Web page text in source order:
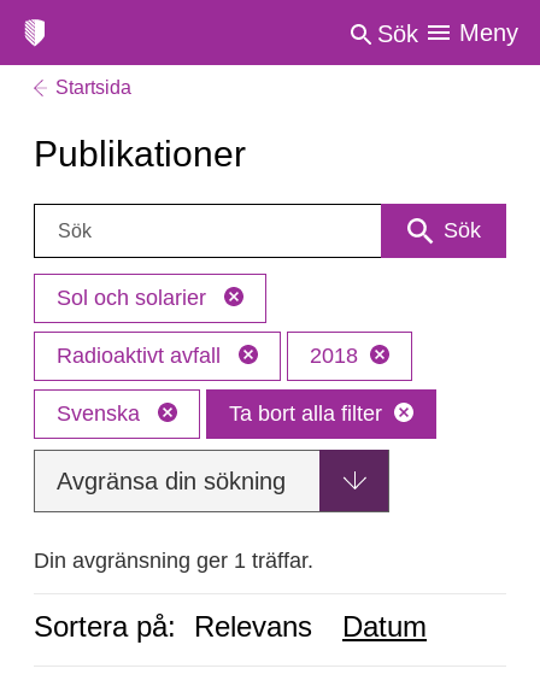
Sök Meny
Startsida
Publikationer
Sök: Sök
Sol och solarier
Radioaktivt avfall 2018
Svenska Ta bort alla filter
Avgränsa din sökning
Din avgränsning ger 1 träffar.
Sortera på: Relevans Datum